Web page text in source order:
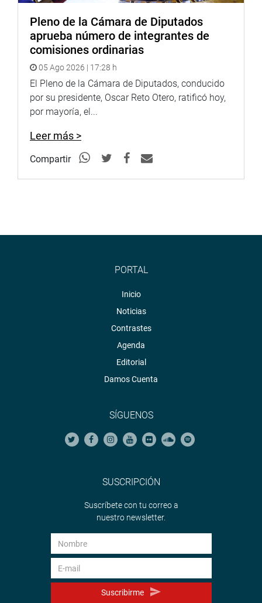
Pleno de la Cámara de Diputados
aprueba número de integrantes de
comisiones ordinarias
05 Ago 2026 | 17:28 h
El Pleno de la Cámara de Diputados, conducido
por su presidente, Oscar Reto Otero, ratificó hoy,
por mayoría, el...
Leer más >
Compartir
PORTAL
Inicio
Noticias
Contrastes
Agenda
Editorial
Damos Cuenta
SÍGUENOS
SUSCRIPCIÓN
Suscríbete con tu correo a
nuestro newsletter.
Suscribirme